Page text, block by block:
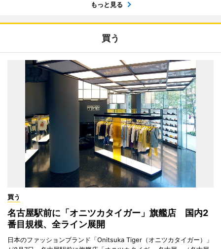
もっと見る
買う
買う
名古屋駅前に「オニツカタイガー」旗艦店 国内2
番目規模、全ライン展開
日本のファッションブランド「Onitsuka Tiger（オニツカタイガー）」